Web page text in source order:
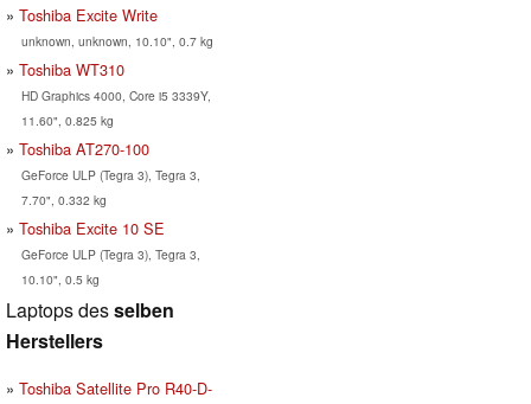
Toshiba Excite Write
unknown, unknown, 10.10", 0.7 kg
Toshiba WT310
HD Graphics 4000, Core i5 3339Y,
11.60", 0.825 kg
Toshiba AT270-100
GeForce ULP (Tegra 3), Tegra 3,
7.70", 0.332 kg
Toshiba Excite 10 SE
GeForce ULP (Tegra 3), Tegra 3,
10.10", 0.5 kg
Laptops desselben
Herstellers
Toshiba Satellite Pro R40-D-